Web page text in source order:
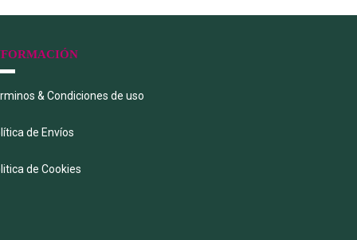
& Condiciones de uso
de Envíos
de Cookies